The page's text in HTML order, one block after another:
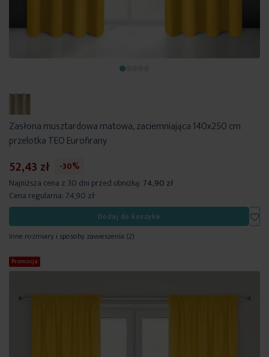
Zasłona musztardowa matowa, zaciemniająca 140x250 cm
przelotka TEO Eurofirany
52,43 zł
-30%
Najniższa cena z 30 dni przed obniżką: 74,90 zł
Cena regularna: 74,90 zł
Dodaj do koszyka
Inne rozmiary i sposoby zawieszenia (2)
Promocja